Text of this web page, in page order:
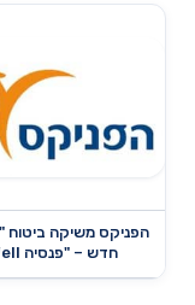
הפניקס משיקה ביטוח
חדש – "פנסיה Well"